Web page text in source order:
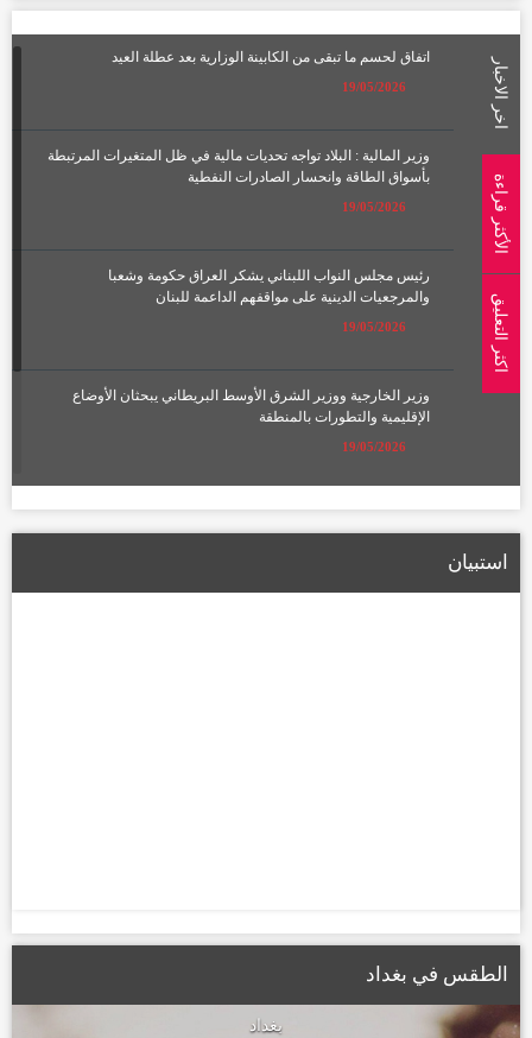
اتفاق لحسم ما تبقى من الكابينة الوزارية بعد عطلة العيد
19/05/2026
وزير المالية : البلاد تواجه تحديات مالية في ظل المتغيرات المرتبطة
بأسواق الطاقة وانحسار الصادرات النفطية
19/05/2026
رئيس مجلس النواب اللبناني يشكر العراق حكومة وشعبا
والمرجعيات الدينية على مواقفهم الداعمة للبنان
19/05/2026
وزير الخارجية ووزير الشرق الأوسط البريطاني يبحثان الأوضاع
الإقليمية والتطورات بالمنطقة
19/05/2026
الطريق الحلقي الرابع
اخر الاخبار
الأكثر قراءة
اكثر التعليق
استبيان
الطقس في بغداد
بغداد